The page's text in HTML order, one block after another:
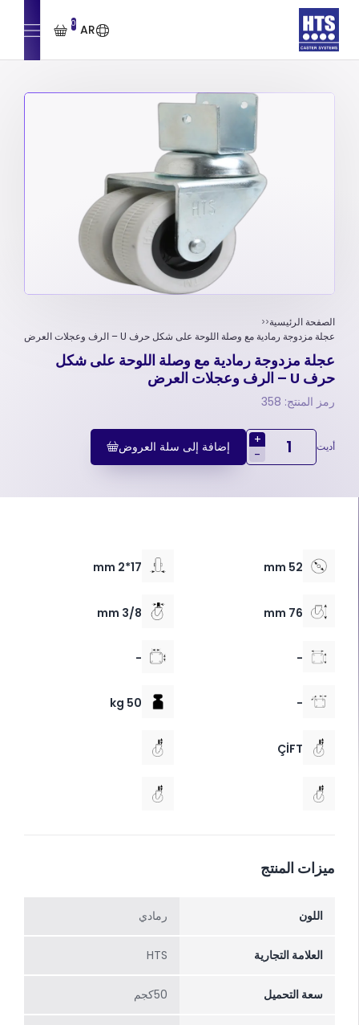
AR
0
الصفحة الرئيسية
عجلة مزدوجة رمادية مع وصلة اللوحة على شكل حرف U – الرف وعجلات العرض
عجلة مزدوجة رمادية مع وصلة اللوحة على شكل
حرف U – الرف وعجلات العرض
رمز المنتج: 358
أديت
+
-
إضافة إلى سلة العروض
52 mm
17*2 mm
76 mm
3/8 mm
-
-
-
50 kg
ÇİFT
ميزات المنتج
اللون رمادي
العلامة التجارية HTS
سعة التحميل 50كجم